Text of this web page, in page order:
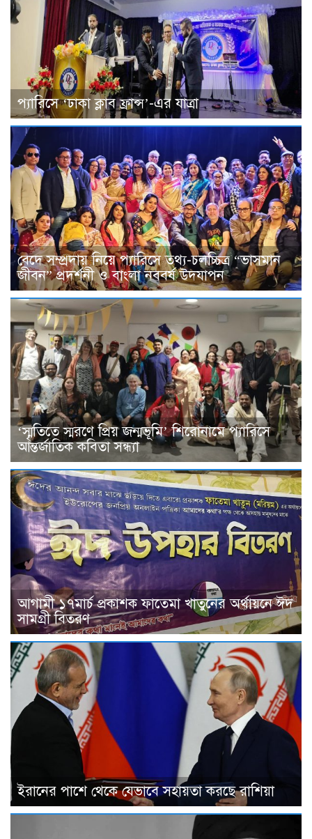
প্যারিসে ‘ঢাকা ক্লাব ফ্রান্স’-এর যাত্রা
বেদে সম্প্রদায় নিয়ে প্যারিসে তথ্য-চলচ্চিত্র “ভাসমান
জীবন” প্রদর্শনী ও বাংলা নববর্ষ উদযাপন
‘স্মৃতিতে স্মরণে প্রিয় জন্মভূমি’ শিরোনামে প্যারিসে
আন্তর্জাতিক কবিতা সন্ধ্যা
আগামী ১৭মার্চ প্রকাশক ফাতেমা খাতুনের অর্থায়নে ঈদ
সামগ্রী বিতরণ
ইরানের পাশে থেকে যেভাবে সহায়তা করছে রাশিয়া